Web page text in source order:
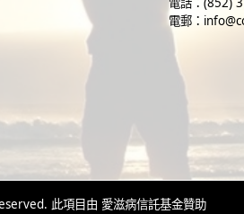
電郵：
此項目由 愛滋病信託基金贊助